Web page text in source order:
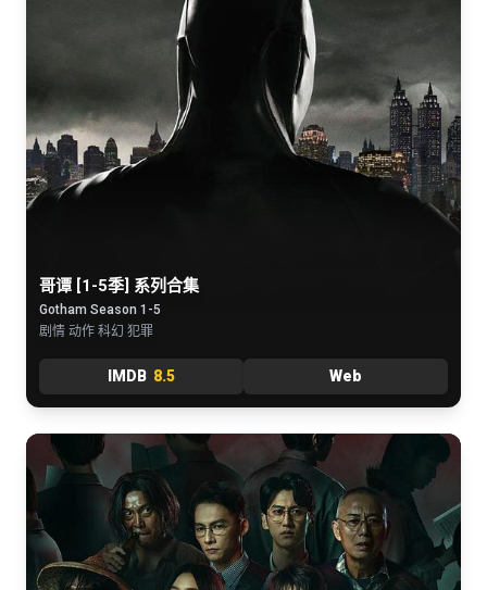
哥谭 [1-5季] 系列合集
Gotham Season 1-5
剧情 动作 科幻 犯罪
IMDB 8.5 Web